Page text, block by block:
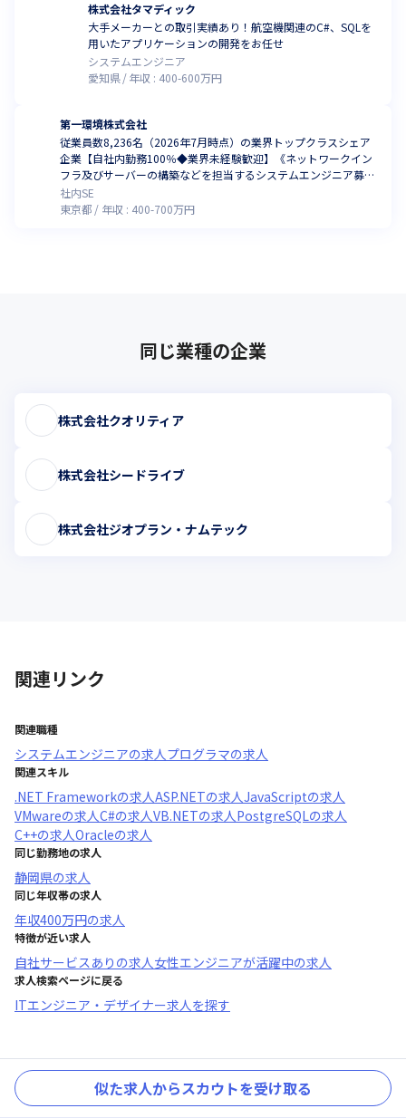
株式会社タマディック
大手メーカーとの取引実績あり！航空機関連のC#、SQLを
用いたアプリケーションの開発をお任せ
システムエンジニア
愛知県
年収 : 400-600万円
第一環境株式会社
従業員数8,236名（2026年7月時点）の業界トップクラスシェア
企業【⾃社内勤務100％◆業界未経験歓迎】《ネットワークイン
フラ及びサーバーの構築などを担当するシステムエンジニア募
集》
社内SE
東京都
年収 : 400-700万円
同じ業種の企業
株式会社クオリティア
株式会社シードライブ
株式会社ジオプラン・ナムテック
関連リンク
関連職種
システムエンジニアの求人プログラマの求人
関連スキル
.NET Frameworkの求人ASP.NETの求人JavaScriptの求人
VMwareの求人C#の求人VB.NETの求人PostgreSQLの求人
C++の求人Oracleの求人
同じ勤務地の求人
静岡県の求人
同じ年収帯の求人
年収400万円の求人
特徴が近い求人
自社サービスあり の求人女性エンジニアが活躍中の求人
求人検索ページに戻る
ITエンジニア・デザイナー求人を探す
似た求人からスカウトを受け取る